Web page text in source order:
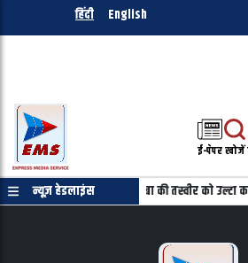
हिंदी English
ई-पेपरखोजें
न्यूज़ हेडलाइंस
की जरुरत नहीं महबूबा की तस्वीर को उल्टा